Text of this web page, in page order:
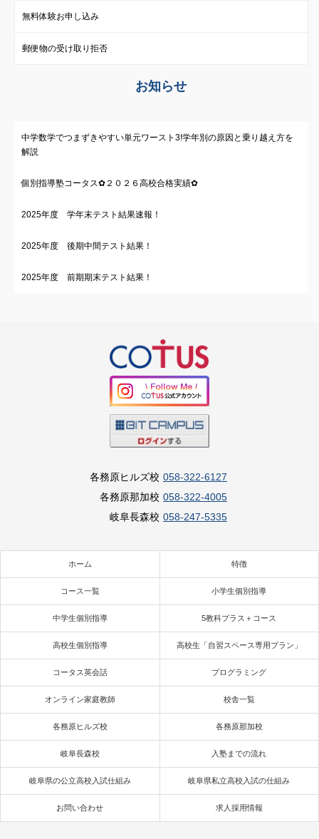
無料体験お申し込み
郵便物の受け取り拒否
お知らせ
中学数学でつまずきやすい単元ワースト3!学年別の原因と乗り越え方を
解説
個別指導塾コータス✿２０２６高校合格実績✿
2025年度 学年末テスト結果速報！
2025年度 後期中間テスト結果！
2025年度 前期期末テスト結果！
各務原ヒルズ校 058-322-6127
各務原那加校 058-322-4005
岐阜長森校 058-247-5335
ホーム 特徴
コース一覧 小学生個別指導
中学生個別指導 5教科プラス＋コース
高校生個別指導 高校生「自習スペース専用プラン」
コータス英会話 プログラミング
オンライン家庭教師 校舎一覧
各務原ヒルズ校 各務原那加校
岐阜長森校 入塾までの流れ
岐阜県の公立高校入試仕組み 岐阜県私立高校入試の仕組み
お問い合わせ 求人採用情報